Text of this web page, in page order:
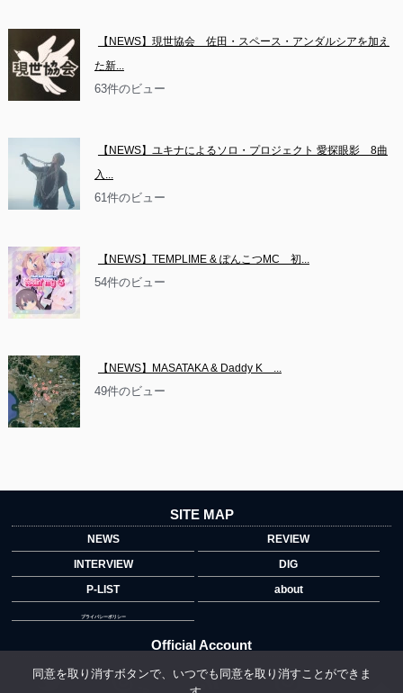
【NEWS】現世協会　佐田・スペース・アンダルシアを加え
た新...
63件のビュー
【NEWS】ユキナによるソロ・プロジェクト 愛探眼影　8曲
入...
61件のビュー
【NEWS】TEMPLIME & ぽんこつMC　初...
54件のビュー
【NEWS】MASATAKA & Daddy K　...
49件のビュー
SITE MAP
NEWS
REVIEW
INTERVIEW
DIG
P-LIST
about
プライバシーポリシー
Official Account
同意を取り消すボタンで、いつでも同意を取り消すことができま